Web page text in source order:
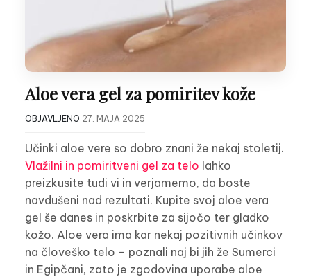
Aloe vera gel za pomiritev kože
OBJAVLJENO 27. MAJA 2025
Učinki aloe vere so dobro znani že nekaj stoletij.
Vlažilni in pomiritveni gel za telo lahko
preizkusite tudi vi in verjamemo, da boste
navdušeni nad rezultati. Kupite svoj aloe vera
gel še danes in poskrbite za sijočo ter gladko
kožo. Aloe vera ima kar nekaj pozitivnih učinkov
na človeško telo – poznali naj bi jih že Sumerci
in Egipčani, zato je zgodovina uporabe aloe